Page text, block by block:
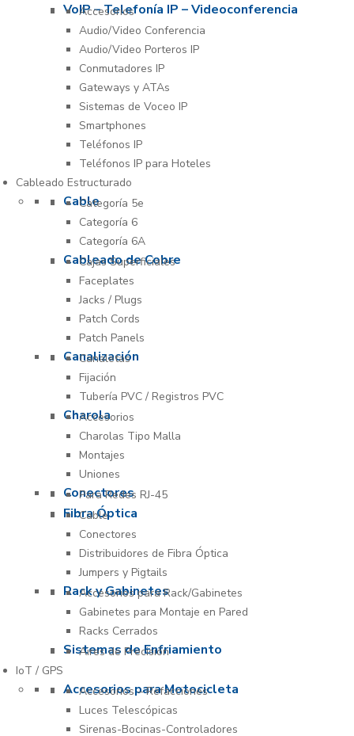
VoIP – Telefonía IP – Videoconferencia
Accesorios
Audio/Video Conferencia
Audio/Video Porteros IP
Conmutadores IP
Gateways y ATAs
Sistemas de Voceo IP
Smartphones
Teléfonos IP
Teléfonos IP para Hoteles
Cableado Estructurado
Cable
Categoría 5e
Categoría 6
Categoría 6A
Cableado de Cobre
Cajas Superficiales
Faceplates
Jacks / Plugs
Patch Cords
Patch Panels
Canalización
Canaletas
Fijación
Tubería PVC / Registros PVC
Charola
Accesorios
Charolas Tipo Malla
Montajes
Uniones
Conectores
Para Redes RJ-45
Fibra Óptica
Cable
Conectores
Distribuidores de Fibra Óptica
Jumpers y Pigtails
Rack y Gabinetes
Accesorios para Rack/Gabinetes
Gabinetes para Montaje en Pared
Racks Cerrados
Sistemas de Enfriamiento
Aires de Precisión
IoT / GPS
Accesorios para Motocicleta
Accesorios – Refacciones
Luces Telescópicas
Sirenas-Bocinas-Controladores